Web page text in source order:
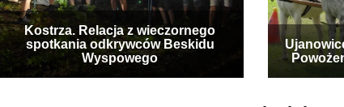
Kostrza. Relacja z wieczornego
spotkania odkrywców Beskidu
Wyspowego